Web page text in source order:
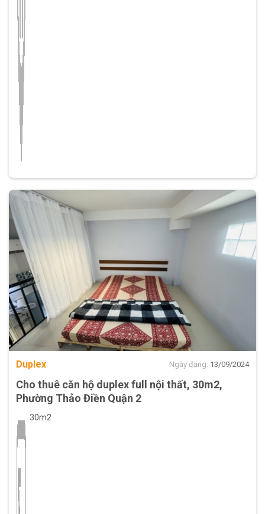
Duplex Ngày đăng: 13/09/2024
Cho thuê căn hộ duplex full nội thất, 30m2,
Phường Thảo Điền Quận 2
30m2